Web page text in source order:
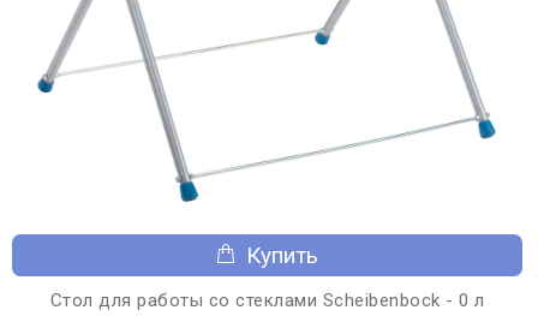
Купить
Стол для работы со стеклами Scheibenbock - 0 л